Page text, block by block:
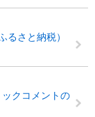
るさと納税）
ックコメントの